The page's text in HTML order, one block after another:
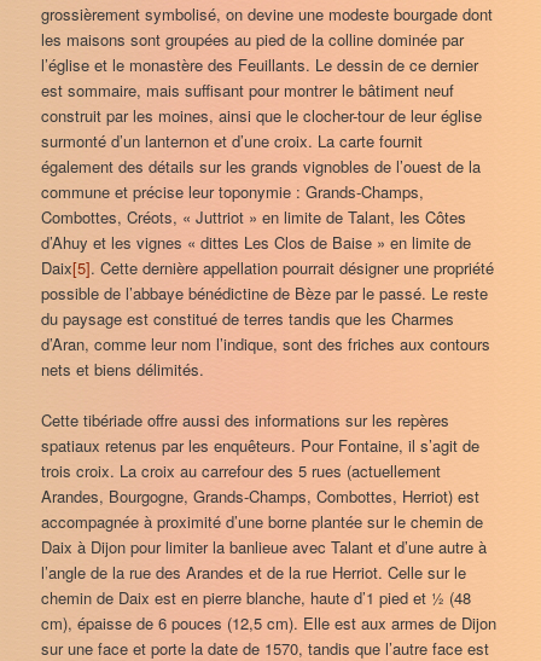
grossièrement symbolisé, on devine une modeste bourgade dont
les maisons sont groupées au pied de la colline dominée par
l’église et le monastère des Feuillants. Le dessin de ce dernier
est sommaire, mais suffisant pour montrer le bâtiment neuf
construit par les moines, ainsi que le clocher-tour de leur église
surmonté d’un lanternon et d’une croix. La carte fournit
également des détails sur les grands vignobles de l’ouest de la
commune et précise leur toponymie : Grands-Champs,
Combottes, Créots, « Juttriot » en limite de Talant, les Côtes
d’Ahuy et les vignes « dittes Les Clos de Baise » en limite de
Daix[5]. Cette dernière appellation pourrait désigner une propriété
possible de l’abbaye bénédictine de Bèze par le passé. Le reste
du paysage est constitué de terres tandis que les Charmes
d’Aran, comme leur nom l’indique, sont des friches aux contours
nets et biens délimités.
Cette tibériade offre aussi des informations sur les repères
spatiaux retenus par les enquêteurs. Pour Fontaine, il s’agit de
trois croix. La croix au carrefour des 5 rues (actuellement
Arandes, Bourgogne, Grands-Champs, Combottes, Herriot) est
accompagnée à proximité d’une borne plantée sur le chemin de
Daix à Dijon pour limiter la banlieue avec Talant et d’une autre à
l’angle de la rue des Arandes et de la rue Herriot. Celle sur le
chemin de Daix est en pierre blanche, haute d’1 pied et ½ (48
cm), épaisse de 6 pouces (12,5 cm). Elle est aux armes de Dijon
sur une face et porte la date de 1570, tandis que l’autre face est